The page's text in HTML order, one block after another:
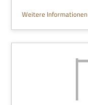
Wei­tere Informationen